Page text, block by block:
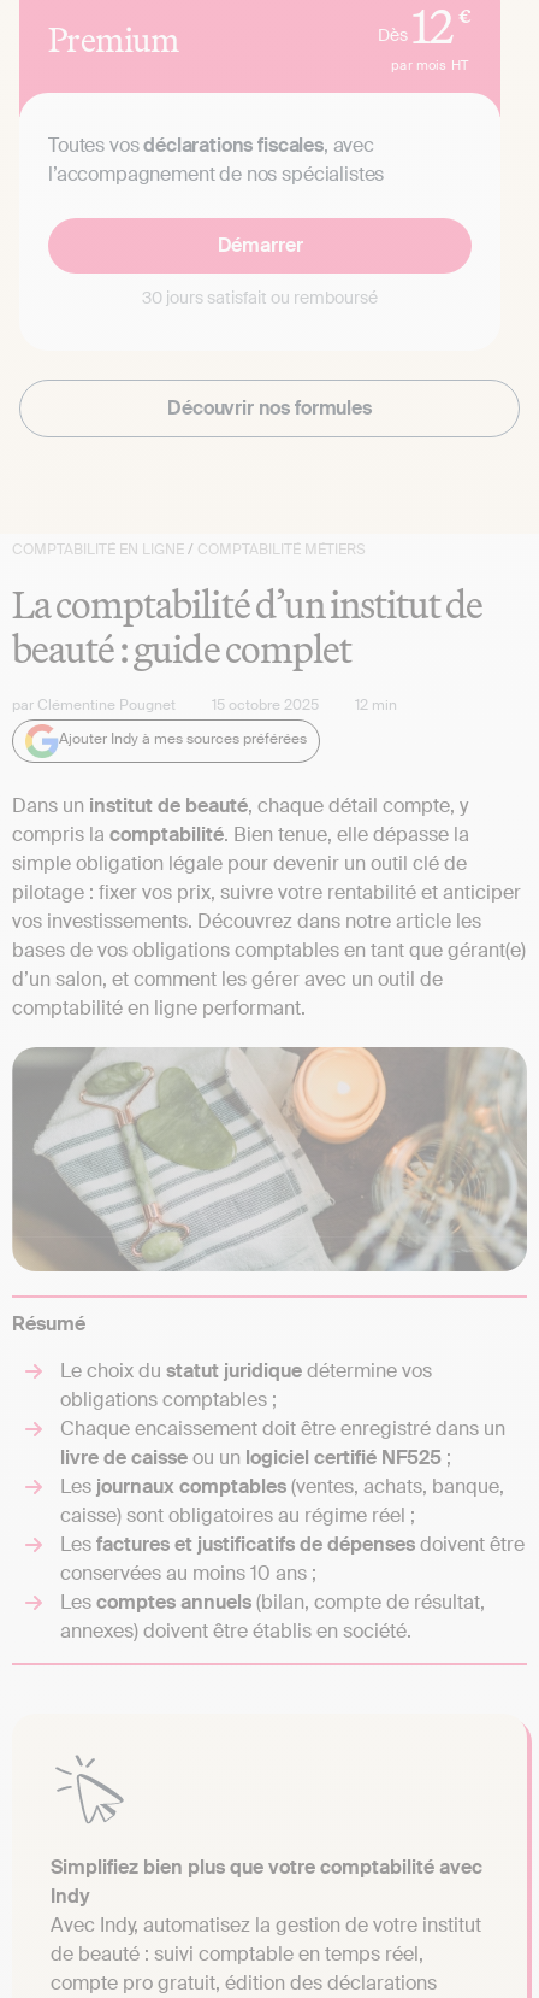
Premium Dès 12 €
par mois HT
Toutes vosdéclarations fiscales, avec
l’accompagnement de nos spécialistes
Démarrer
30 jours satisfait ou remboursé
Découvrir nos formules
COMPTABILITÉ EN LIGNE/ COMPTABILITÉ MÉTIERS
La comptabilité d’un institut de
beauté : guide complet
par Clémentine Pougnet 15 octobre 2025 12 min
Ajouter Indy à mes sources préférées
Dans un institut de beauté, chaque détail compte, y
compris la comptabilité. Bien tenue, elle dépasse la
simple obligation légale pour devenir un outil clé de
pilotage : fixer vos prix, suivre votre rentabilité et anticiper
vos investissements. Découvrez dans notre article les
bases de vos obligations comptables en tant que gérant(e)
d’un salon, et comment les gérer avec un outil de
comptabilité en ligne performant.
Résumé
Le choix du statut juridiquedétermine vos
obligations comptables ;
Chaque encaissement doit être enregistré dans un
livre de caisseou un logiciel certifié NF525 ;
Les journaux comptables(ventes, achats, banque,
caisse) sont obligatoires au régime réel ;
Lesfactures et justificatifs de dépensesdoivent être
conservées au moins 10 ans ;
Lescomptes annuels(bilan, compte de résultat,
annexes) doivent être établis en société.
Simplifiez bien plus que votre comptabilité avec
Indy
Avec Indy, automatisez la gestion de votre institut
de beauté : suivi comptable en temps réel,
compte pro gratuit, édition des déclarations